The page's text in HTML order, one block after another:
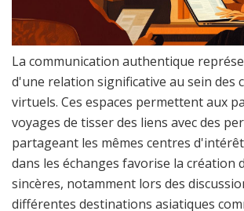
La communication authentique
d'une relation significative au sein des
virtuels. Ces espaces permettent aux
voyages de tisser des liens avec des
partageant les mêmes centres
dans les échanges favorise la création
sincères, notamment lors des
différentes destinations asiatiques